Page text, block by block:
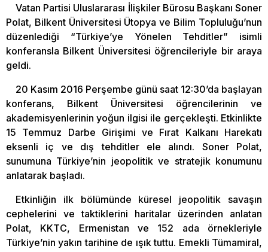
Vatan Partisi Uluslararası İlişkiler Bürosu Başkanı Soner
Polat, Bilkent Üniversitesi Ütopya ve Bilim Topluluğu’nun
düzenlediği “Türkiye’ye Yönelen Tehditler” isimli
konferansla Bilkent Üniversitesi öğrencileriyle bir araya
geldi.
20 Kasım 2016 Perşembe günü saat 12:30’da başlayan
konferans, Bilkent Üniversitesi öğrencilerinin ve
akademisyenlerinin yoğun ilgisi ile gerçekleşti. Etkinlikte
15 Temmuz Darbe Girişimi ve Fırat Kalkanı Harekatı
eksenli iç ve dış tehditler ele alındı. Soner Polat,
sunumuna Türkiye’nin jeopolitik ve stratejik konumunu
anlatarak başladı.
Etkinliğin ilk bölümünde küresel jeopolitik savaşın
cephelerini ve taktiklerini haritalar üzerinden anlatan
Polat, KKTC, Ermenistan ve 152 ada örnekleriyle
Türkiye’nin yakın tarihine de ışık tuttu. Emekli Tümamiral,